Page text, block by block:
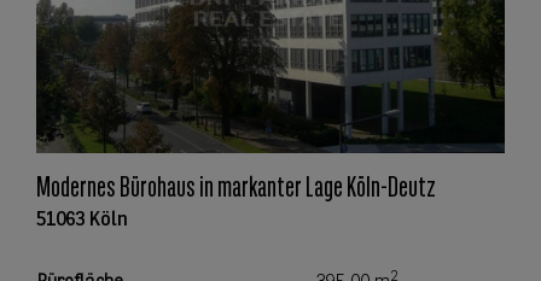
Modernes Bürohaus in markanter Lage Köln-Deutz
51063 Köln
2